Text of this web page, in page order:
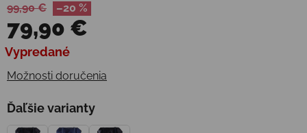
99,90 € –20 %
79,90 €
Jednotková cena:
Vypredané
Možnosti doručenia
Ďaľšie varianty